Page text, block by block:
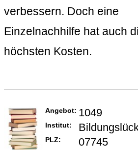
verbessern. Doch eine
Einzelnachhilfe hat auch
höchsten Kosten.
Angebot: 1049
Institut:
PLZ: 07745